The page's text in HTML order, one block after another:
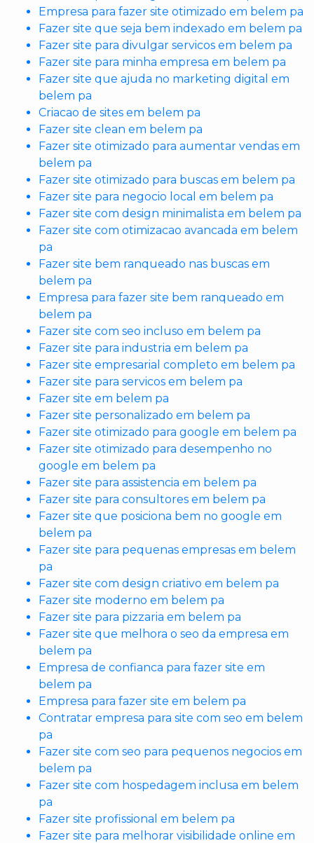
Empresa para fazer site otimizado em belem pa
Fazer site que seja bem indexado em belem pa
Fazer site para divulgar servicos em belem pa
Fazer site para minha empresa em belem pa
Fazer site que ajuda no marketing digital em
belem pa
Criacao de sites em belem pa
Fazer site clean em belem pa
Fazer site otimizado para aumentar vendas em
belem pa
Fazer site otimizado para buscas em belem pa
Fazer site para negocio local em belem pa
Fazer site com design minimalista em belem pa
Fazer site com otimizacao avancada em belem
pa
Fazer site bem ranqueado nas buscas em
belem pa
Empresa para fazer site bem ranqueado em
belem pa
Fazer site com seo incluso em belem pa
Fazer site para industria em belem pa
Fazer site empresarial completo em belem pa
Fazer site para servicos em belem pa
Fazer site em belem pa
Fazer site personalizado em belem pa
Fazer site otimizado para google em belem pa
Fazer site otimizado para desempenho no
google em belem pa
Fazer site para assistencia em belem pa
Fazer site para consultores em belem pa
Fazer site que posiciona bem no google em
belem pa
Fazer site para pequenas empresas em belem
pa
Fazer site com design criativo em belem pa
Fazer site moderno em belem pa
Fazer site para pizzaria em belem pa
Fazer site que melhora o seo da empresa em
belem pa
Empresa de confianca para fazer site em
belem pa
Empresa para fazer site em belem pa
Contratar empresa para site com seo em belem
pa
Fazer site com seo para pequenos negocios em
belem pa
Fazer site com hospedagem inclusa em belem
pa
Fazer site profissional em belem pa
Fazer site para melhorar visibilidade online em